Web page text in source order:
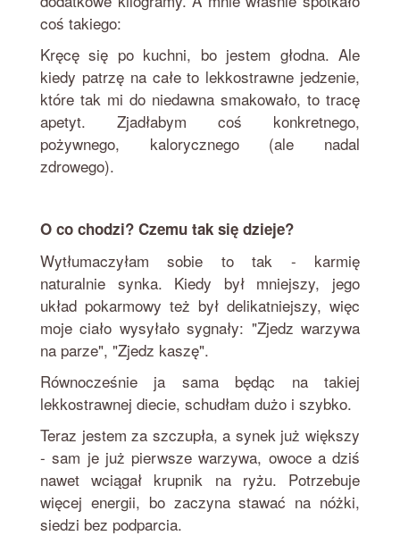
coś takiego:
Kręcę się po kuchni, bo jestem głodna. Ale
kiedy patrzę na całe to lekkostrawne jedzenie,
które tak mi do niedawna smakowało, to tracę
apetyt. Zjadłabym coś konkretnego,
pożywnego, kalorycznego (ale nadal
zdrowego).
O co chodzi? Czemu tak się dzieje?
Wytłumaczyłam sobie to tak - karmię
naturalnie synka. Kiedy był mniejszy, jego
układ pokarmowy też był delikatniejszy, więc
moje ciało wysyłało sygnały: "Zjedz warzywa
na parze", "Zjedz kaszę".
Równocześnie ja sama będąc na takiej
lekkostrawnej diecie, schudłam dużo i szybko.
Teraz jestem za szczupła, a synek już większy
- sam je już pierwsze warzywa, owoce a dziś
nawet wciągał krupnik na ryżu. Potrzebuje
więcej energii, bo zaczyna stawać na nóżki,
siedzi bez podparcia.